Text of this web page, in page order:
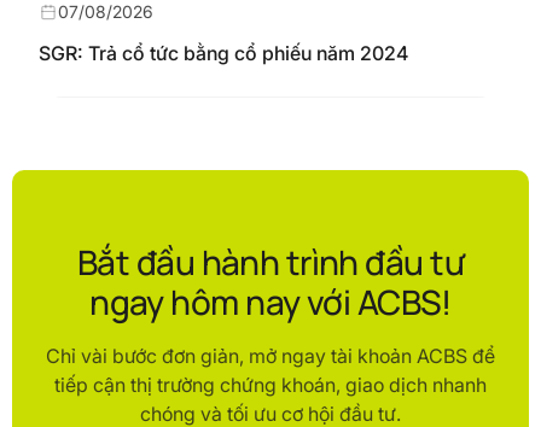
SGR: Trả cổ tức bằng cổ phiếu năm 2024
07/08/2026
Bắt đầu hành trình đầu tư
ngay hôm nay với ACBS!
Chỉ vài bước đơn giản, mở ngay tài khoản ACBS để
tiếp cận thị trường chứng khoán, giao dịch nhanh
chóng và tối ưu cơ hội đầu tư.